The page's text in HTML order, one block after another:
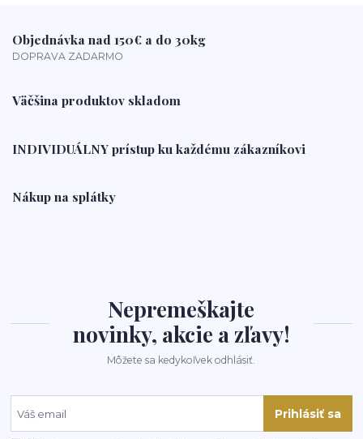
Objednávka nad 150€ a do 30kg
DOPRAVA ZADARMO
Väčšina produktov skladom
INDIVIDUÁLNY prístup ku každému zákazníkovi
Nákup na splátky
Nepremeškajte
novinky, akcie a zľavy!
Môžete sa kedykoľvek odhlásiť.
Prihlásiť sa